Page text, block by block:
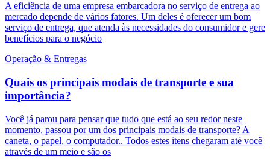
A eficiência de uma empresa embarcadora no serviço de entrega ao
mercado depende de vários fatores. Um deles é oferecer um bom
serviço de entrega, que atenda às necessidades do consumidor e gere
benefícios para o negócio
Operação & Entregas
Quais os principais modais de transporte e sua
importância?
Você já parou para pensar que tudo que está ao seu redor neste
momento, passou por um dos principais modais de transporte? A
caneta, o papel, o computador.. Todos estes itens chegaram até você
através de um meio e são os